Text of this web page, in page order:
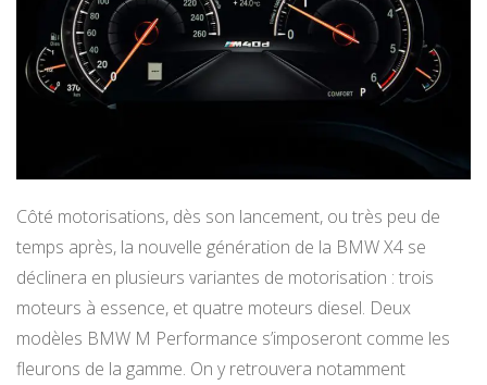
Côté motorisations, dès son lancement, ou très peu de
temps après, la nouvelle génération de la BMW X4 se
déclinera en plusieurs variantes de motorisation : trois
moteurs à essence, et quatre moteurs diesel. Deux
modèles BMW M Performance s’imposeront comme les
fleurons de la gamme. On y retrouvera notamment